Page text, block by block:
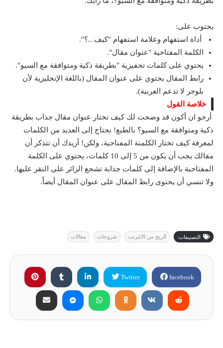
يحتوب على:
أداة استفهام وعلامة استفهام "كيف ..؟".
الكلمة المفتاحية "عنوان مقال".
يحتوي على كلمات تحفيزية "بطريقة ذكية ومتوافقة مع السيو".
رابط المقال يحتوي على عنوان المقال (باللغة الإنجليزية لأن
بلوجر لا تدعم العربية).
خلاصة القول
أرجو ان أكون قد وضحت لك كيف تختار عنوان مقال جذاب بطريقة
ذكية ومتوافقة مع السيو؟ بالطبع! نحتاج إلى العديد من الكلمات
لمعرفة كيف تختار الكلمنة المفتاحية، ولكن! أريدك أن تتذكر أن
مقالك يجب أن يكون من 5 إلى 10 كلمات، يحتوي على الكلمة
المفتاحية بالإضافة إلى كلمات جذابة تشجع الزائر على النقر عليها.
ولا تنسي أن يحتوى رابط المقال على عنوان المقال أيضاً.
التصنيفات: الربح من الانترنت شروحات مقالات
facebook
Twitter